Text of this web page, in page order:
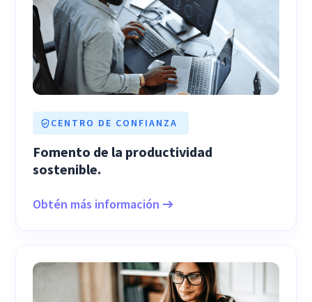
CENTRO DE CONFIANZA
Fomento de la productividad
sostenible.
Obtén más información